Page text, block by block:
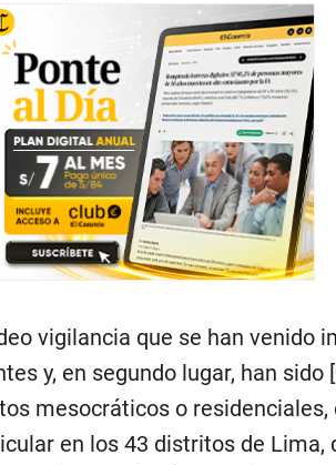
vigilancia que se han venido
y, en segundo lugar, han sido
mesocráticos o residenciales,
en los 43 distritos de Lima,